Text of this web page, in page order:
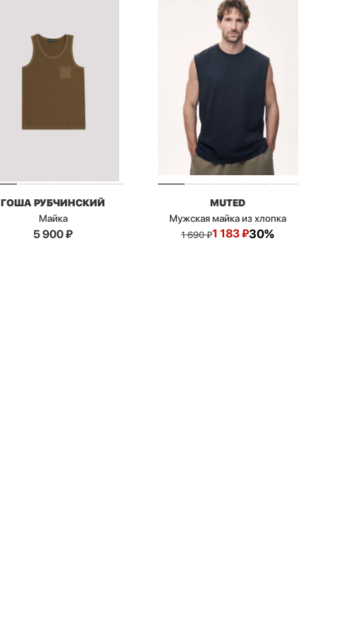
ГОША РУБЧИНСКИЙ
Майка
5 900₽
MUTED
Мужская майка из хлопка
1 690₽1 183₽30%